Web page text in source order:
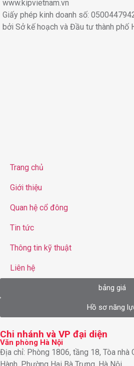
www.kipvietnam.vn
Giấy phép kinh doanh số:
bởi Sở kế hoạch và Đầu tư thành phố
Trang chủ
Giới thiệu
Quan hệ cổ đông
Tin tức
Thông tin kỹ thuật
Liên hệ
bảng giá
Hồ sơ năng
Chi nhánh và VP đại diện
Văn phòng Hà Nội
Địa chỉ: Phòng 1806, tầng 18, Tòa nhà
Hành, Phường Hai Bà Trưng, Hà Nội.